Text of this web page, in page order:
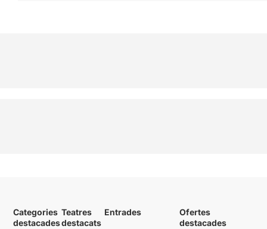
Categories
destacades
Teatres
destacats
Entrades
Ofertes
destacades